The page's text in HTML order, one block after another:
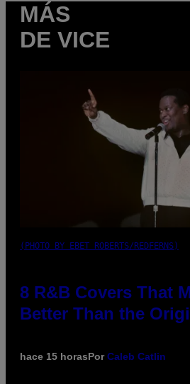
MÁS
DE VICE
(PHOTO BY EBET ROBERTS/REDFERNS)
8 R&B Covers That
Better Than the
hace 15 horasPorCaleb Catlin